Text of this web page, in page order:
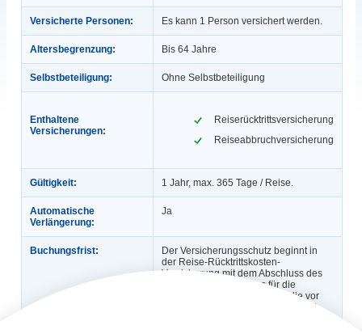
Versicherte Personen: Es kann 1 Person versichert werden.
Altersbegrenzung: Bis 64 Jahre
Selbstbeteiligung: Ohne Selbstbeteiligung
Enthaltene
Versicherungen:
Reiserücktrittsversicherung
Reiseabbruchversicherung
Gültigkeit: 1 Jahr, max. 365 Tage / Reise.
Automatische
Verlängerung:
Ja
Buchungsfrist:
Der Versicherungsschutz beginnt in
der Reise-Rücktrittskosten-
Versicherung mit dem Abschluss des
Versicherungsvertrages für die
gebuchte Reise. Für Reisen, die vor
dem versicherten Zeitraum gebucht